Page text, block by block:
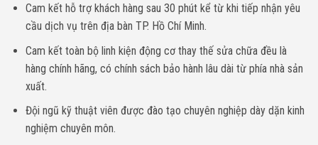
Cam kết hỗ trợ khách hàng sau 30 phút kể từ khi tiếp nhận yêu
cầu dịch vụ trên địa bàn TP. Hồ Chí Minh.
Cam kết toàn bộ linh kiện động cơ thay thế sửa chữa đều là
hàng chính hãng, có chính sách bảo hành lâu dài từ phía nhà sản
xuất.
Đội ngũ kỹ thuật viên được đào tạo chuyên nghiệp dày dặn kinh
nghiệm chuyên môn.